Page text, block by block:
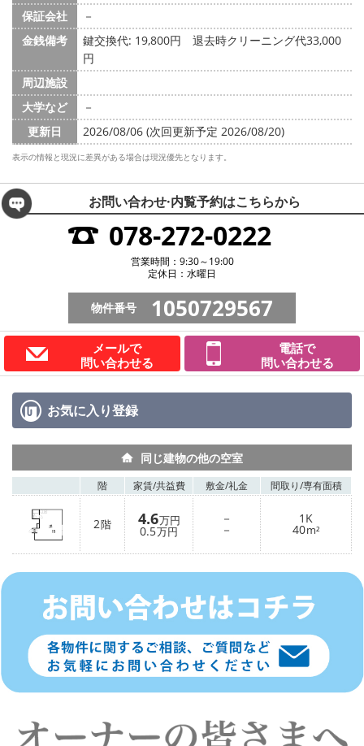
保証会社
－
金銭備考
鍵交換代: 19,800円
退去時クリーニング代33,000
円
周辺施設
大学など
－
更新日
2026/08/06 (次回更新予定 2026/08/20)
表示の情報と現況に差異がある場合は現況優先となります。
お問い合わせ·内覧予約はこちらから
078-272-0222
営業時間：9:30～19:00
定休日：水曜日
物件番号 1050729567
メールで
問い合わせる
電話で
問い合わせる
お気に入り登録
同じ建物の他の空室
階 家賃/共益費 敷金/礼金 間取り/専有面積
2階 4.6万円
0.5万円
－
－
1K
40m²